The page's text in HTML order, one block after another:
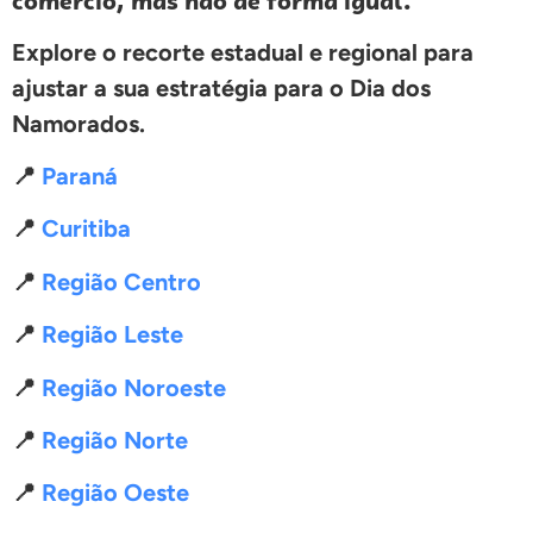
Explore o recorte estadual e regional para
ajustar a sua estratégia para o Dia dos
Namorados.
📍 ⁠ Paraná
📍 Curitiba
📍 Região Centro
📍 Região Leste
📍 Região Noroeste
📍 ⁠ Região Norte
📍 Região Oeste